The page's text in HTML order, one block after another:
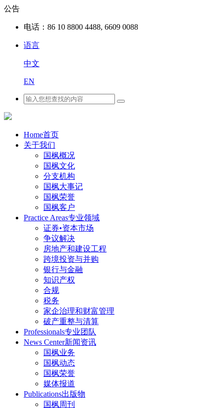
公告
电话： 86 10 8800 4488, 6609 0088
语言
中文
EN
Home首页
关于我们
国枫概况
国枫文化
分支机构
国枫大事记
国枫荣誉
国枫客户
Practice Areas专业领域
证券•资本市场
争议解决
房地产和建设工程
跨境投资与并购
银行与金融
知识产权
合规
税务
家企治理和财富管理
破产重整与清算
Professionals专业团队
News Center新闻资讯
国枫业务
国枫动态
国枫荣誉
媒体报道
Publications出版物
国枫周刊